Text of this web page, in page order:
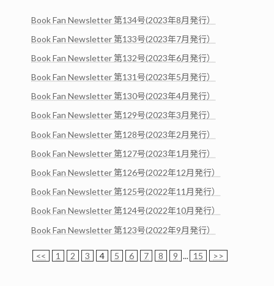
Book Fan Newsletter 第134号(2023年8月発行）
Book Fan Newsletter 第133号(2023年7月発行）
Book Fan Newsletter 第132号(2023年6月発行）
Book Fan Newsletter 第131号(2023年5月発行）
Book Fan Newsletter 第130号(2023年4月発行）
Book Fan Newsletter 第129号(2023年3月発行）
Book Fan Newsletter 第128号(2023年2月発行）
Book Fan Newsletter 第127号(2023年1月発行）
Book Fan Newsletter 第126号(2022年12月発行）
Book Fan Newsletter 第125号(2022年11月発行）
Book Fan Newsletter 第124号(2022年10月発行）
Book Fan Newsletter 第123号(2022年9月発行）
<< 1 2 3 4 5 6 7 8 9 ... 15 >>